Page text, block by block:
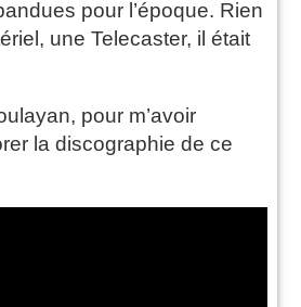
pour l’époque. Rien
une Telecaster, il était
pour m’avoir
la discographie de ce